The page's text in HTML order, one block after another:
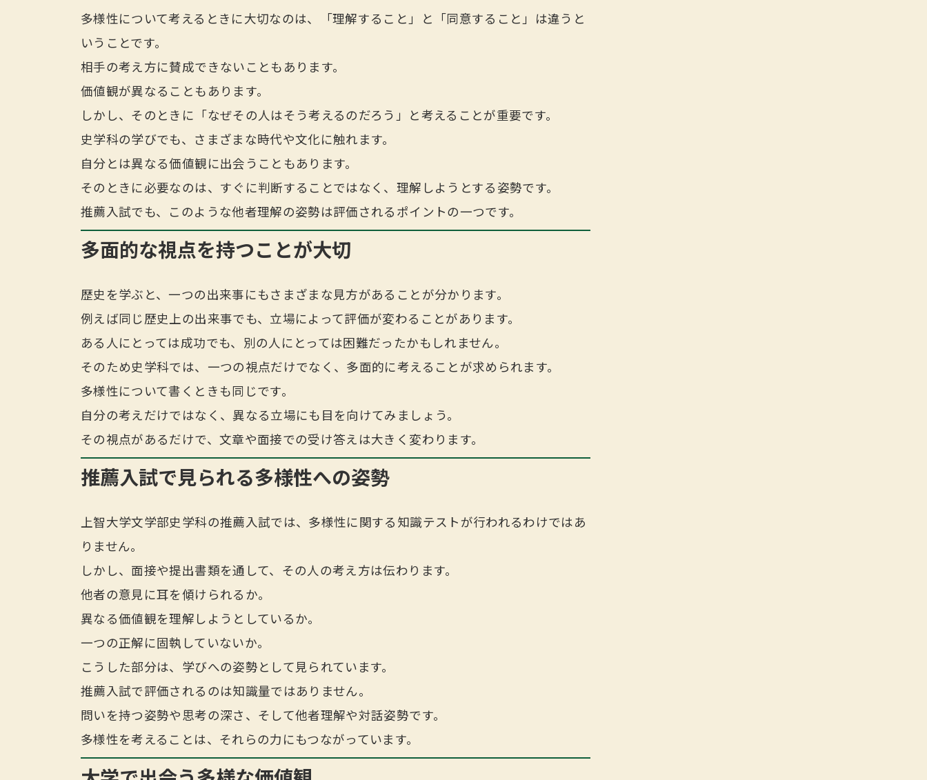
多様性について考えるときに大切なのは、「理解すること」と「同意すること」は違うと
いうことです。
相手の考え方に賛成できないこともあります。
価値観が異なることもあります。
しかし、そのときに「なぜその人はそう考えるのだろう」と考えることが重要です。
史学科の学びでも、さまざまな時代や文化に触れます。
自分とは異なる価値観に出会うこともあります。
そのときに必要なのは、すぐに判断することではなく、理解しようとする姿勢です。
推薦入試でも、このような他者理解の姿勢は評価されるポイントの一つです。
多面的な視点を持つことが大切
歴史を学ぶと、一つの出来事にもさまざまな見方があることが分かります。
例えば同じ歴史上の出来事でも、立場によって評価が変わることがあります。
ある人にとっては成功でも、別の人にとっては困難だったかもしれません。
そのため史学科では、一つの視点だけでなく、多面的に考えることが求められます。
多様性について書くときも同じです。
自分の考えだけではなく、異なる立場にも目を向けてみましょう。
その視点があるだけで、文章や面接での受け答えは大きく変わります。
推薦入試で見られる多様性への姿勢
上智大学文学部史学科の推薦入試では、多様性に関する知識テストが行われるわけではあ
りません。
しかし、面接や提出書類を通して、その人の考え方は伝わります。
他者の意見に耳を傾けられるか。
異なる価値観を理解しようとしているか。
一つの正解に固執していないか。
こうした部分は、学びへの姿勢として見られています。
推薦入試で評価されるのは知識量ではありません。
問いを持つ姿勢や思考の深さ、そして他者理解や対話姿勢です。
多様性を考えることは、それらの力にもつながっています。